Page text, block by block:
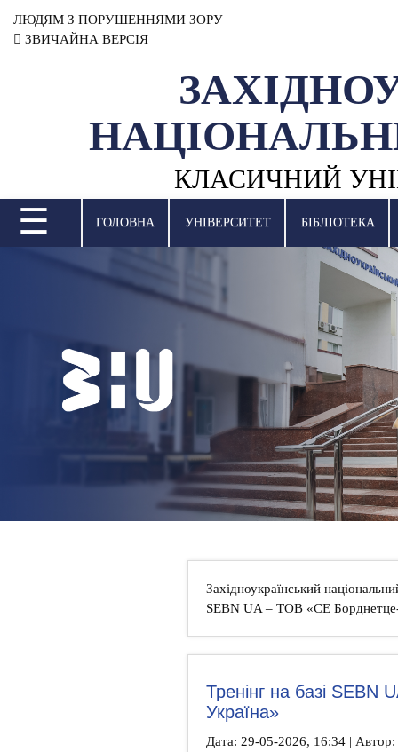
ЛЮДЯМ З ПОРУШЕННЯМИ ЗОРУ
ЗВИЧАЙНА ВЕРСІЯ
КЛАСИЧНИЙ
НАУКОВА ДІЯЛЬНІСТЬ
МІЖНАРОДНА ДІЯЛЬНІСТЬ
ВСТУПНА КАМПАНІЯ
БІБЛІОТЕКА
НОВИНИ
☰ ГОЛОВНА УНІВЕРСИТЕТ БІБЛІОТЕКА
Західноукраїнський
SEBN UA – ТОВ «СЕ
Тренінг на базі
Україна»
Дата: 29-05-2026, 16:34 | Автор: